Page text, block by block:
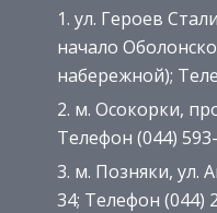
ул. Героев
начало
набережной);
м. Осокорки,
Телефон (044)
м. Позняки, ул.
34; Телефон (044)